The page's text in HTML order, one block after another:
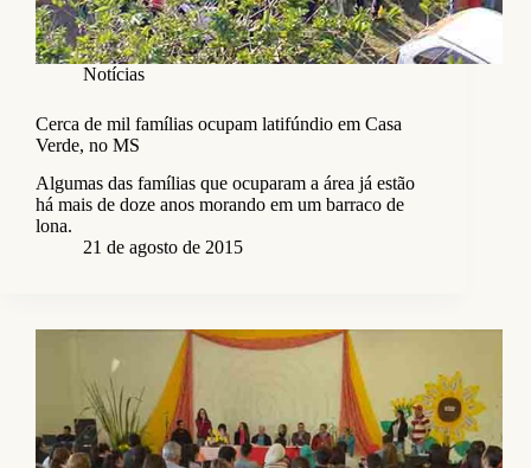
Notícias
Cerca de mil famílias ocupam latifúndio em Casa
Verde, no MS
Algumas das famílias que ocuparam a área já estão
há mais de doze anos morando em um barraco de
lona.
21 de agosto de 2015